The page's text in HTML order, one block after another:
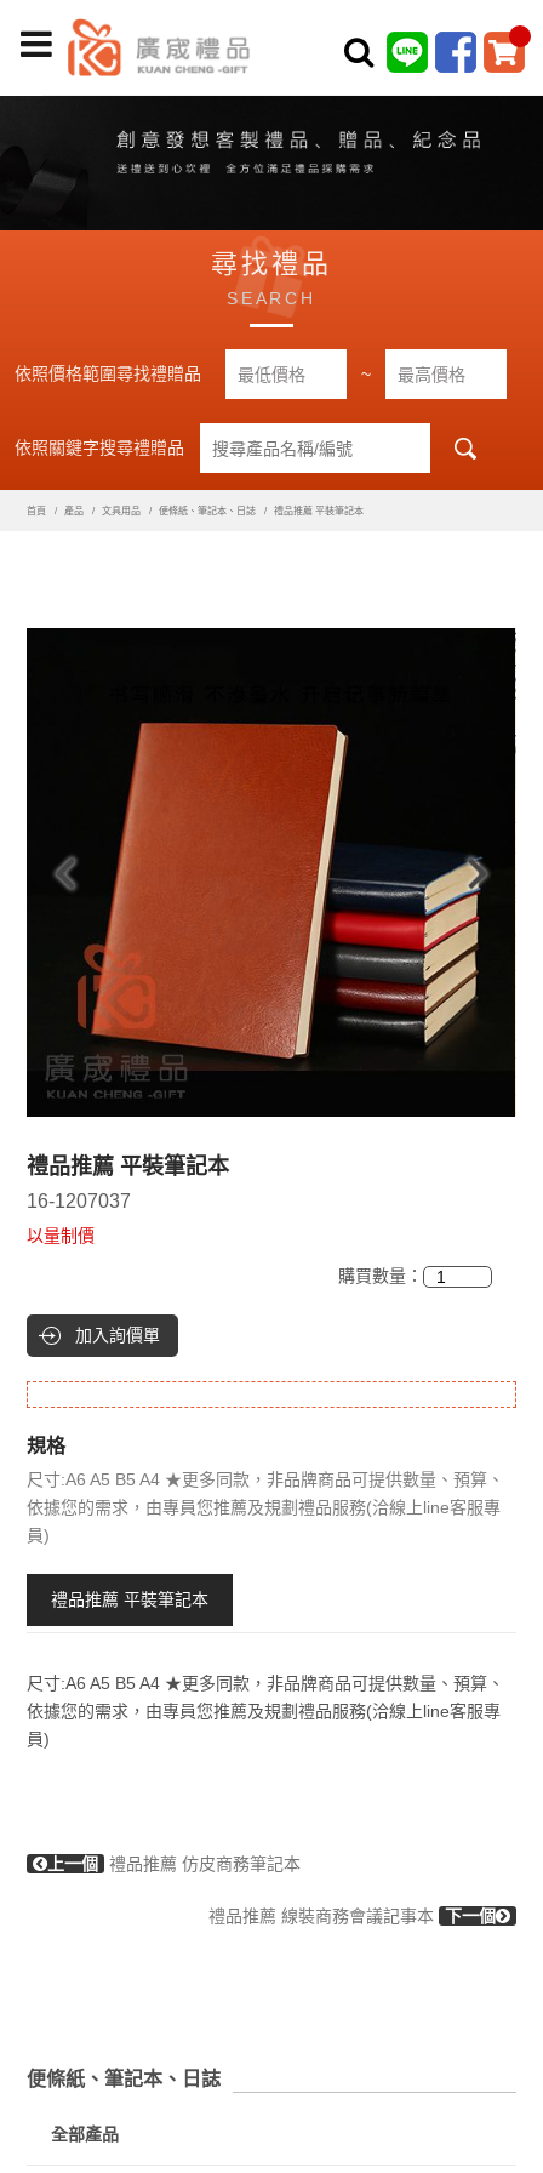
尋找禮品
SEARCH
依照價格範圍尋找禮贈品 ~
依照關鍵字搜尋禮贈品
首頁 產品 文具用品 便條紙、筆記本、日誌 禮品推薦 平裝筆記本
禮品推薦 平裝筆記本
16-1207037
以量制價
購買數量：
加入詢價單
規格
尺寸:A6 A5 B5 A4 ★更多同款，非品牌商品可提供數量、預算、
依據您的需求，由專員您推薦及規劃禮品服務(洽線上line客服專
員)
禮品推薦 平裝筆記本
尺寸:A6 A5 B5 A4 ★更多同款，非品牌商品可提供數量、預算、
依據您的需求，由專員您推薦及規劃禮品服務(洽線上line客服專
員)
上一個 禮品推薦 仿皮商務筆記本
禮品推薦 線裝商務會議記事本 下一個
便條紙、筆記本、日誌
全部產品